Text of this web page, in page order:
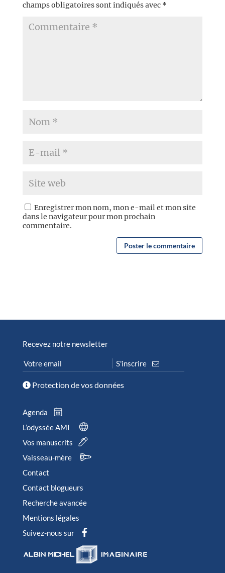
champs obligatoires sont indiqués avec *
Enregistrer mon nom, mon e-mail et mon site
dans le navigateur pour mon prochain
commentaire.
Recevez notre newsletter
Protection de vos données
Agenda
L’odyssée AMI
Vos manuscrits
Vaisseau-mère
Contact
Contact blogueurs
Recherche avancée
Mentions légales
Suivez-nous sur